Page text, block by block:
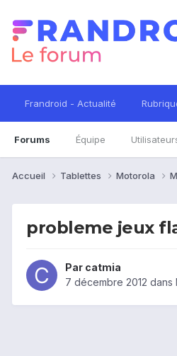
Frandroid - Actualité
Forums Équipe
Accueil Tablettes Motorola
probleme jeux
Par catmia
7 décembre 2012 dans